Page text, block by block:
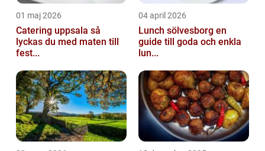
01 maj 2026
Catering uppsala så
lyckas du med maten till
fest...
04 april 2026
Lunch sölvesborg en
guide till goda och enkla
lun...